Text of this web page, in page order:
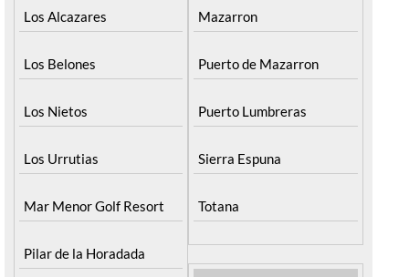
Los Alcazares
Los Belones
Los Nietos
Los Urrutias
Mar Menor Golf Resort
Pilar de la Horadada
Mazarron
Puerto de Mazarron
Puerto Lumbreras
Sierra Espuna
Totana